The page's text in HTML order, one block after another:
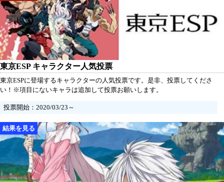
東京ESP キャラクター人気投票
東京ESPに登場するキャラクターの人気投票です。是非、投票してくださ
い！※項目にないキャラは追加して投票お願いします。
投票開始：2020/03/23～